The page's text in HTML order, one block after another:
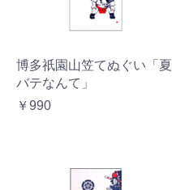
博多祇園山笠てぬぐい「夏
バテなんて」
￥990